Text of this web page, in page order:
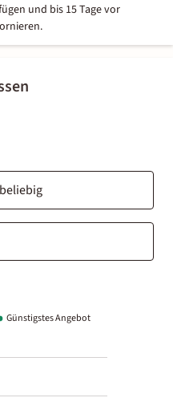
Günstigstes Angebot
und bis 15 Tage vor